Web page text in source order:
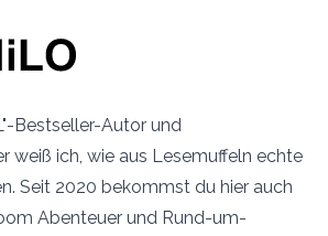
Bestseller-Autor und
weiß ich, wie aus Lesemuffeln echte
Seit 2020 bekommst du hier auch
Abenteuer und Rund-um-